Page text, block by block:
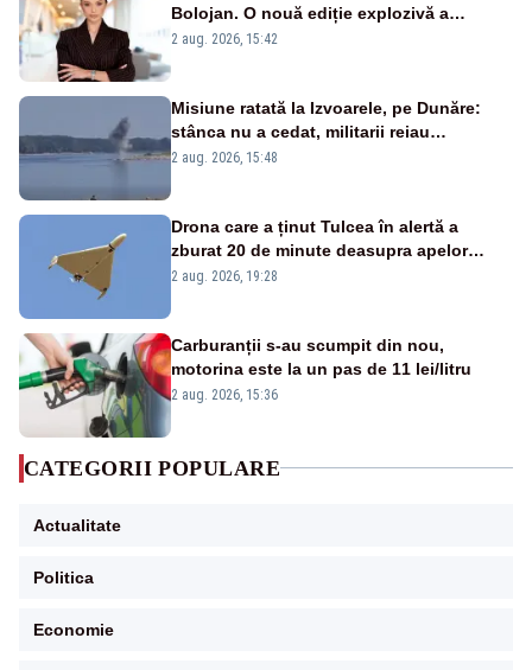
Bolojan. O nouă ediție explozivă a
emisiunii „Miza Zilei” la Realitatea PLUS
2 aug. 2026, 15:42
Misiune ratată la Izvoarele, pe Dunăre:
stânca nu a cedat, militarii reiau
detonările luni – VIDEO
2 aug. 2026, 15:48
Drona care a ținut Tulcea în alertă a
zburat 20 de minute deasupra apelor
României. Au fost ridicate două F-16
2 aug. 2026, 19:28
Carburanții s-au scumpit din nou,
motorina este la un pas de 11 lei/litru
2 aug. 2026, 15:36
CATEGORII POPULARE
Actualitate
Politica
Economie